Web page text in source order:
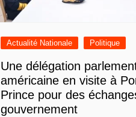
Actualité Nationale Politique
Une délégation
américaine en visite à
Prince pour des
gouvernement